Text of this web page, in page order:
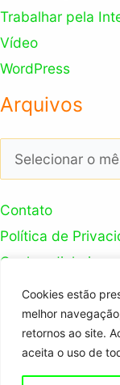
Cookies estão
melhor
retornos ao site.
aceita o uso de
Trabalhar pela
Vídeo
WordPress
Arquivos
Arquivos
Contato
Política de
Ganhar dinheiro
Nosso Canal